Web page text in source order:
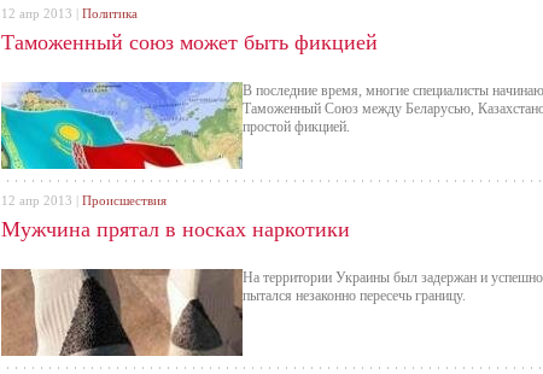
Таможенный союз может быть фикцией
В последние время, многие специалисты
Таможенный Союз между Беларусью,
простой фикцией.
12 апр 2013 | Политика
Мужчина прятал в носках наркотики
На территории Украины был задержан и
пытался незаконно пересечь границу.
12 апр 2013 | Происшествия